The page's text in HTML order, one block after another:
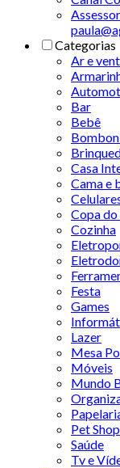
Categorias
Ar e
Bar
Bebê
Casa
Cama e
Copa
Cozinha
Festa
Games
Lazer
Mesa
Móveis
Mundo
Pet Shop
Saúde
Tv e